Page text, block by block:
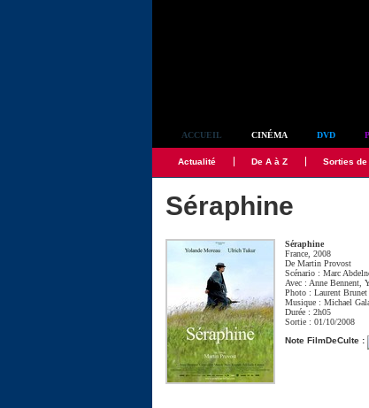
ACCUEIL CINÉMA DVD
Actualité De A à Z Sorties
Séraphine
Séraphine
France, 2008
DeMartin Provost
Scénario :Marc
Avec : Anne Bennent ,
Photo :Laurent Brunet
Musique :Michael
Durée : 2h05
Sortie : 01/10/2008
Note FilmDeCulte :